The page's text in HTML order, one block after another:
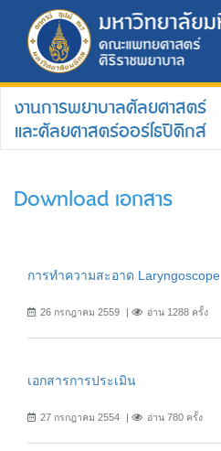
งานการพยาบาลศัลยศาสตร์
และศัลยศาสตร์ออร์โธปิดิกส์
Download เอกสาร
การทำความสะอาด Laryngoscope
26 กรกฎาคม 2559 อ่าน 1288 ครั้ง
เอกสารการประเมิน
27 กรกฎาคม 2554 อ่าน 780 ครั้ง